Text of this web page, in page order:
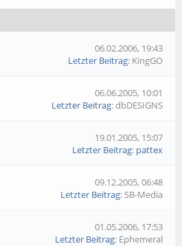
06.02.2006, 19:43
Letzter Beitrag: KingGO
06.06.2005, 10:01
Letzter Beitrag: dbDESIGNS
19.01.2005, 15:07
Letzter Beitrag: pattex
09.12.2005, 06:48
Letzter Beitrag: SB-Media
01.05.2006, 17:53
Letzter Beitrag: Ephemeral